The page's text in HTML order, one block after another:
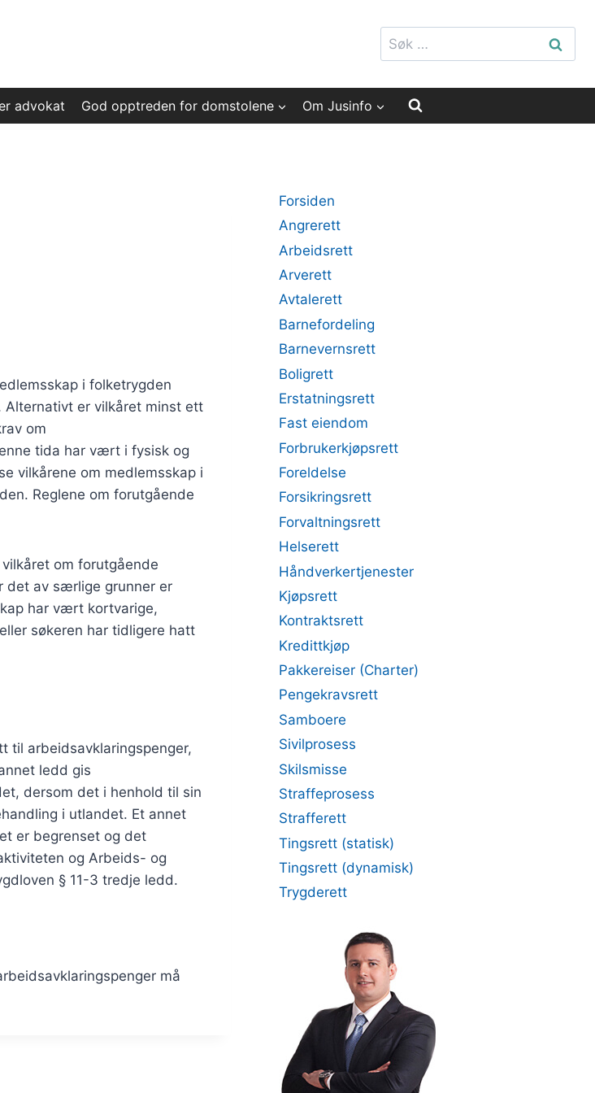
Søk
etter:
advokat God opptreden for domstolene Om Jusinfo
i folketrygden
er vilkåret minst ett
om
tida har vært i fysisk og
vilkårene om medlemsskap i
Reglene om forutgående
om forutgående
det av særlige grunner er
har vært kortvarige,
søkeren har tidligere hatt
til arbeidsavklaringspenger,
ledd gis
dersom det i henhold til sin
i utlandet. Et annet
er begrenset og det
og Arbeids- og
§ 11-3 tredje ledd.
må
Forsiden
Angrerett
Arbeidsrett
Arverett
Avtalerett
Barnefordeling
Barnevernsrett
Boligrett
Erstatningsrett
Fast eiendom
Forbrukerkjøpsrett
Foreldelse
Forsikringsrett
Forvaltningsrett
Helserett
Håndverkertjenester
Kjøpsrett
Kontraktsrett
Kredittkjøp
Pakkereiser (Charter)
Pengekravsrett
Samboere
Sivilprosess
Skilsmisse
Straffeprosess
Strafferett
Tingsrett (statisk)
Tingsrett (dynamisk)
Trygderett